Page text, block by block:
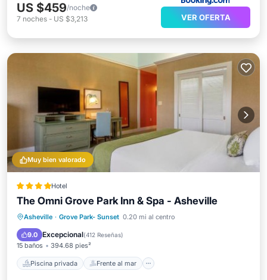
US $459/noche
7 noches - US $3,213 VER OFERTA
Muy bien valorado
Hotel
The Omni Grove Park Inn & Spa - Asheville
Asheville · Grove Park- Sunset 0.20 mi al centro
9.0 Excepcional(412 Reseñas)
15 baños 394.68 pies²
Piscina privada Frente al mar
Piscina privada
Frente al mar
Bañera de hidromasaje